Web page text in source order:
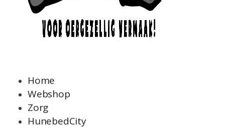
Home
Webshop
Zorg
HunebedCity